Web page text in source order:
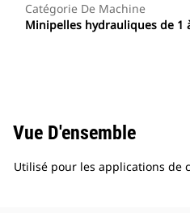
Catégorie De Machine
Minipelles hydrauliques de 1
Vue D'ensemble
Utilisé pour les applications de